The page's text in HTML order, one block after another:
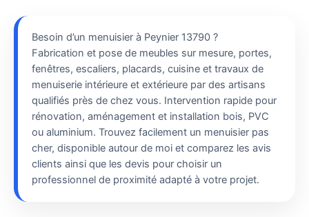
Besoin d’un menuisier à Peynier 13790 ?
Fabrication et pose de meubles sur mesure, portes,
fenêtres, escaliers, placards, cuisine et travaux de
menuiserie intérieure et extérieure par des artisans
qualifiés près de chez vous. Intervention rapide pour
rénovation, aménagement et installation bois, PVC
ou aluminium. Trouvez facilement un menuisier pas
cher, disponible autour de moi et comparez les avis
clients ainsi que les devis pour choisir un
professionnel de proximité adapté à votre projet.